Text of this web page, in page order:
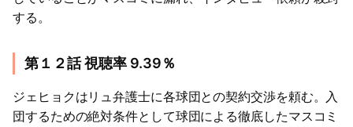
する。
第１２話 視聴率 9.39％
ジェヒョクはリュ弁護士に各球団との契約交渉を頼む。入
団するための絶対条件として球団による徹底したマスコミ